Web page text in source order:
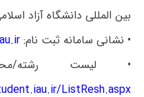
بین المللی دانشگاه آزاد
• نشانی سامانه ثبت نام: https://fstudent.iau.ir
• لیست رشته/
ListResh.aspx